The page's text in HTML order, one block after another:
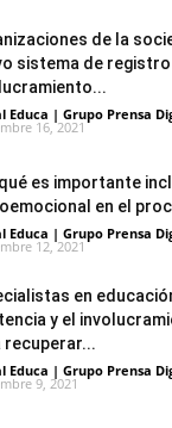
de la
sistema de
Educa | Grupo Prensa
16, 2021
es importante
en el
Educa | Grupo Prensa
12, 2021
en
y el
recuperar...
Educa | Grupo Prensa
9, 2021